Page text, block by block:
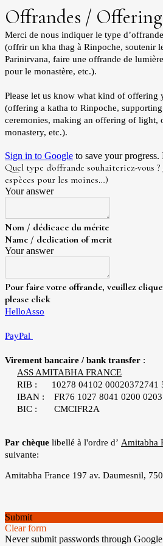
Offrandes /
Merci de nous indiquer le type
(offrir un kha thag à Rinpoche, soutenir
Parinirvana, faire une offrande de
pour le monastère, etc.).
Please let us know what kind of offering
(offering a katha to Rinpoche,
ceremonies, making an offering of light,
monastery, etc.).
Sign in to Google to save your progress.
Quel type d'offrande souhaiteriez-vous
espèces pour les moines…)
Your answer
Nom / dédicace du mérite
Name / dedication of merit
Your answer
Pour faire votre offrande, veuillez
please click
HelloAsso
PayPal
Virement bancaire / bank transfer :
ASS AMITABHA FRANCE
RIB : 10278 04102 00020372741
IBAN : FR76 1027 8041 0200 0203
BIC : CMCIFR2A
Par chèque libellé à l'ordre d’ Amitabha
suivante:
Amitabha France 197 av. Daumesnil,
Submit
Clear form
Never submit passwords through